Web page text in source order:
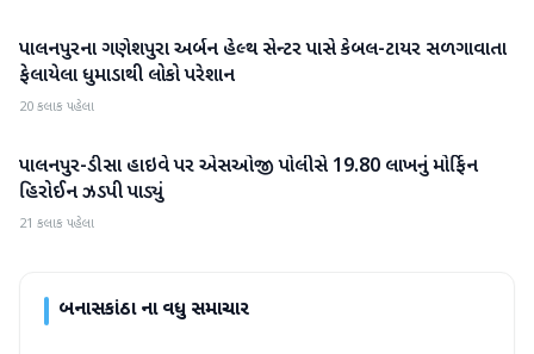
બનાસકાંઠા
પાલનપુરના ગણેશપુરા અર્બન હેલ્થ સેન્ટર પાસે કેબલ-ટાયર સળગાવાતા
ફેલાયેલા ધુમાડાથી લોકો પરેશાન
20 કલાક પહેલા
બનાસકાંઠા
પાલનપુર-ડીસા હાઇવે પર એસઓજી પોલીસે 19.80 લાખનું મોર્ફિન
હિરોઈન ઝડપી પાડ્યું
21 કલાક પહેલા
બનાસકાંઠાના વધુ સમાચાર